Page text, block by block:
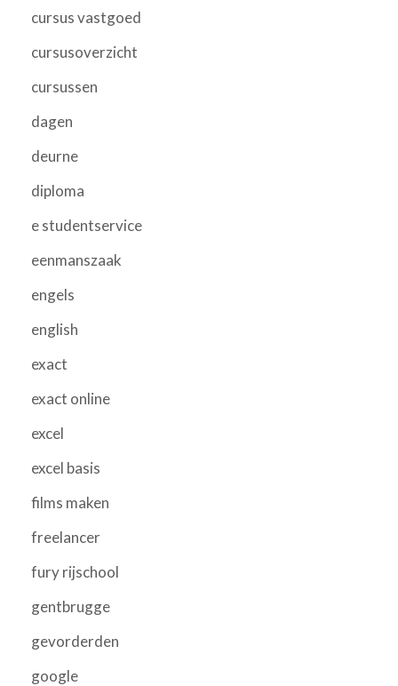
cursus vastgoed
cursusoverzicht
cursussen
dagen
deurne
diploma
e studentservice
eenmanszaak
engels
english
exact
exact online
excel
excel basis
films maken
freelancer
fury rijschool
gentbrugge
gevorderden
google